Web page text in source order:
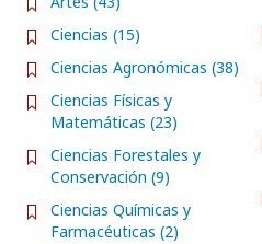
Ciencias (15)
Ciencias Agronómicas (38)
Ciencias Físicas y
Matemáticas (23)
Ciencias Forestales y
Conservación (9)
Ciencias Químicas y
Farmacéuticas (2)